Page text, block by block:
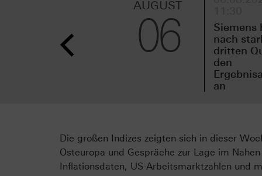
AUGUST
06
Siemens
nach
dritten
den
an
Die großen Indizes zeigten sich in dieser
Osteuropa und Gespräche zur Lage im
Inflationsdaten, US-Arbeitsmarktzahlen und